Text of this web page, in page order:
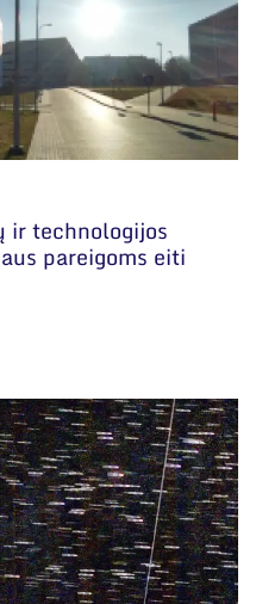
ir technologijos
pareigoms eiti